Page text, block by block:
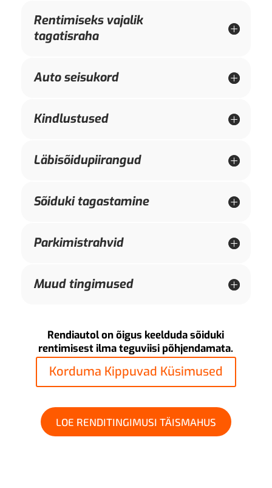
Rentimiseks vajalik
tagatisraha
Auto seisukord
Kindlustused
Läbisõidupiirangud
Sõiduki tagastamine
Parkimistrahvid
Muud tingimused
Rendiautol on õigus keelduda sõiduki
rentimisest ilma teguviisi põhjendamata.
Korduma Kippuvad Küsimused
LOE RENDITINGIMUSI TÄISMAHUS